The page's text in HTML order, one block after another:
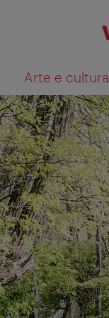
Arte e cultura